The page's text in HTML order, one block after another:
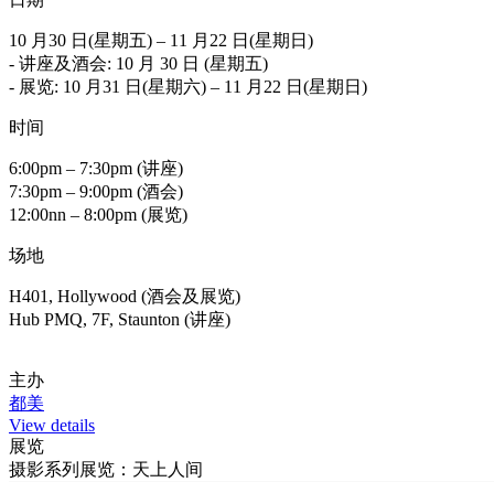
10 月30 日(星期五) – 11 月22 日(星期日)
- 讲座及酒会: 10 月 30 日 (星期五)
- 展览: 1​​0 月31 日(星期六) – 11 月22 日(星期日)
时间
6:00pm – 7:30pm (讲座)
7:30pm – 9:00pm (酒会)
12:00nn – 8:00pm (展览)
场地
H401, Hollywood (酒会及展览)
Hub PMQ, 7F, Staunton (讲座)
主办
都美
View details
展览
摄影系列展览：天上人间